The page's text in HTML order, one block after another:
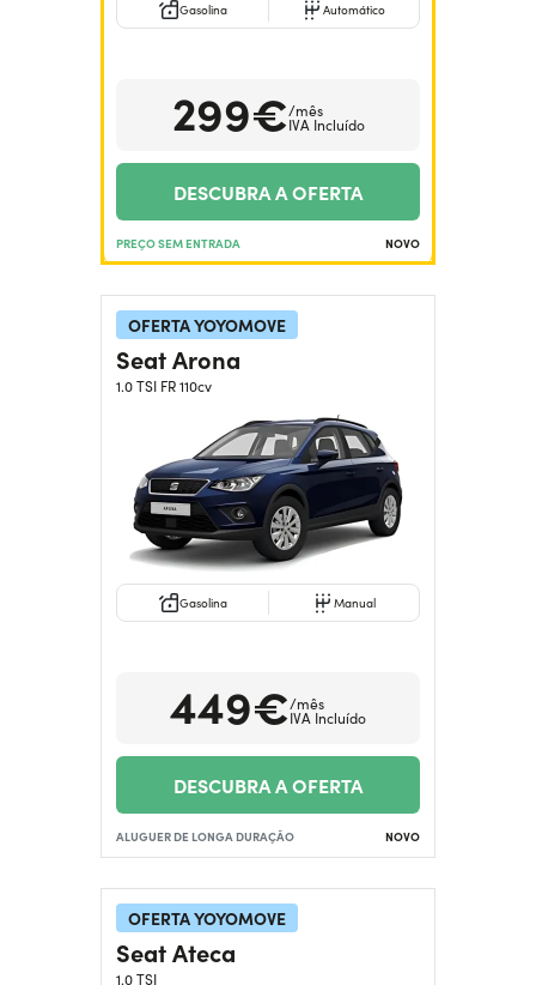
Gasolina Automático
299€/mês
IVA Incluído
DESCUBRA A OFERTA
PREÇO SEM ENTRADA NOVO
OFERTA YOYOMOVE
Seat Arona
1.0 TSI FR 110cv
Gasolina Manual
449€/mês
IVA Incluído
DESCUBRA A OFERTA
ALUGUER DE LONGA DURAÇÃO NOVO
OFERTA YOYOMOVE
Seat Ateca
1.0 TSI